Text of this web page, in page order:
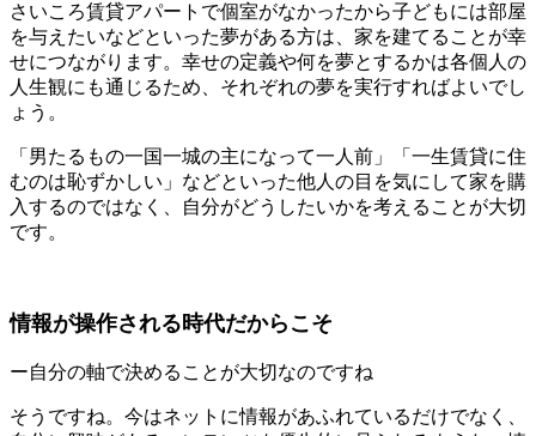
さいころ賃貸アパートで個室がなかったから子どもには部屋
を与えたいなどといった夢がある方は、家を建てることが幸
せにつながります。幸せの定義や何を夢とするかは各個人の
人生観にも通じるため、それぞれの夢を実行すればよいでし
ょう。
「男たるもの一国一城の主になって一人前」「一生賃貸に住
むのは恥ずかしい」などといった他人の目を気にして家を購
入するのではなく、自分がどうしたいかを考えることが大切
です。
情報が操作される時代だからこそ
ー自分の軸で決めることが大切なのですね
そうですね。今はネットに情報があふれているだけでなく、